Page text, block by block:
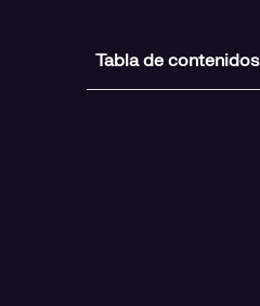
Tabla de contenidos